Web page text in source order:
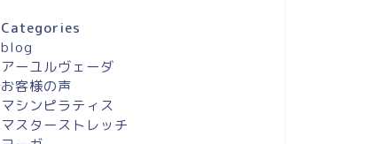
Categories
blog
アーユルヴェーダ
お客様の声
マシンピラティス
マスターストレッチ